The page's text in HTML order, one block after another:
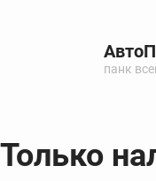
панк
Только